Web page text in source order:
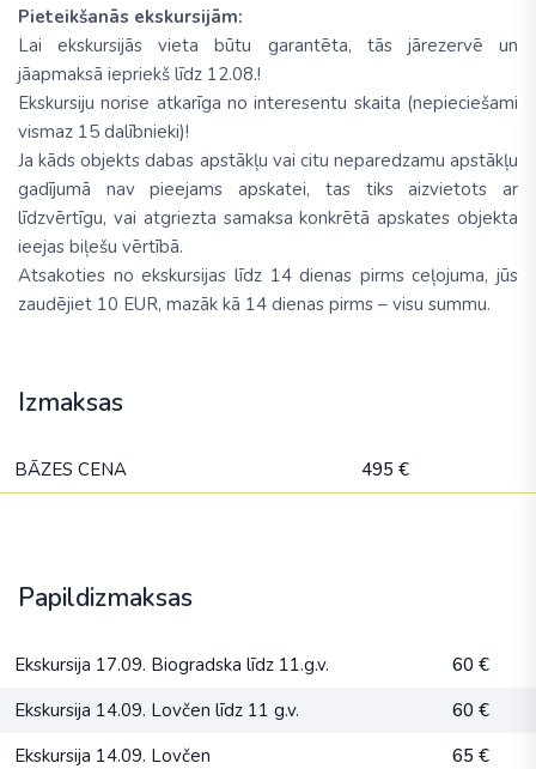
Pieteikšanās ekskursijām:
Lai ekskursijās vieta būtu garantēta, tās jārezervē un
jāapmaksā iepriekš līdz 12.08.!
Ekskursiju norise atkarīga no interesentu skaita (nepieciešami
vismaz 15 dalībnieki)!
Ja kāds objekts dabas apstākļu vai citu neparedzamu apstākļu
gadījumā nav pieejams apskatei, tas tiks aizvietots ar
līdzvērtīgu, vai atgriezta samaksa konkrētā apskates objekta
ieejas biļešu vērtībā.
Atsakoties no ekskursijas līdz 14 dienas pirms ceļojuma, jūs
zaudējiet 10 EUR, mazāk kā 14 dienas pirms – visu summu.
Izmaksas
BĀZES CENA 495 €
Papildizmaksas
Ekskursija 17.09. Biogradska līdz 11.g.v.
60 €
Ekskursija 14.09. Lovčen līdz 11 g.v.
60 €
Ekskursija 14.09. Lovčen
65 €